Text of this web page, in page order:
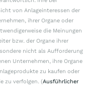
von Anlageinteressen der
ihrer Organe oder
die Meinungen
bzw. der Organe ihrer
nicht als Aufforderung
Unternehmen, ihre Organe
zu kaufen oder
zu verfolgen. (Ausführlicher